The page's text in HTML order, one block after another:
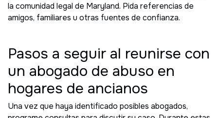
la comunidad legal de Maryland. Pida referencias de
amigos, familiares u otras fuentes de confianza.
Pasos a seguir al reunirse con
un abogado de abuso en
hogares de ancianos
Una vez que haya identificado posibles abogados,